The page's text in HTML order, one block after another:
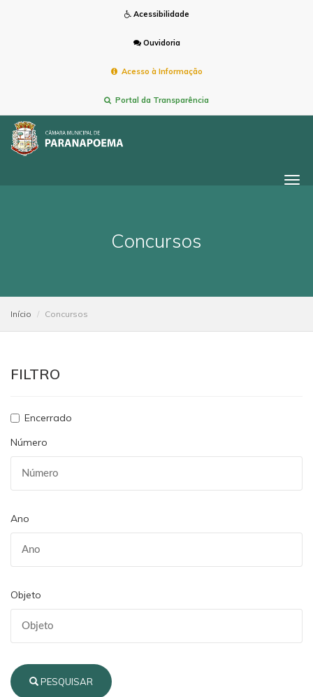
Acessibilidade
Ouvidoria
Acesso à Informação
Portal da Transparência
Concursos
Início Concursos
FILTRO
Encerrado
Número
Ano
Objeto
PESQUISAR